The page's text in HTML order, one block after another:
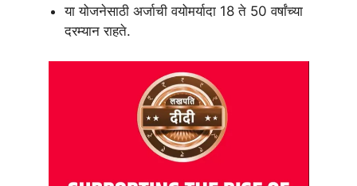
या योजनेसाठी अर्जाची वयोमर्यादा 18 ते 50 वर्षांच्या
दरम्यान राहते.